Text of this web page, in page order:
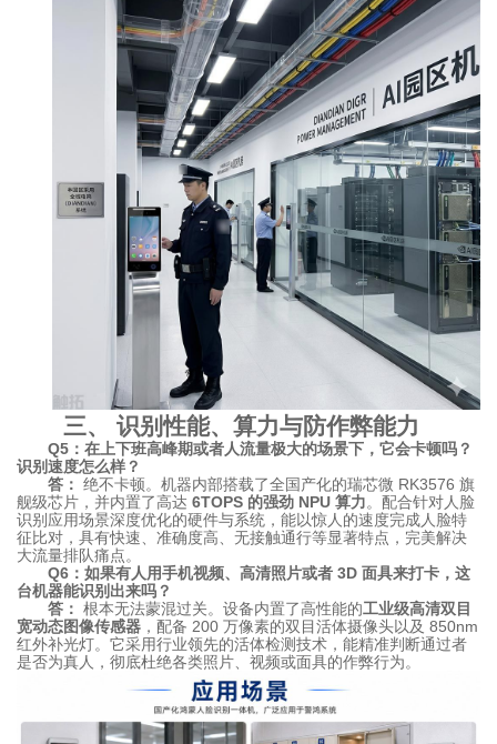
三、 识别性能、算力与防作弊能力
Q5：在上下班高峰期或者人流量极大的场景下，它会卡顿吗？
识别速度怎么样？
答： 绝不卡顿。机器内部搭载了全国产化的瑞芯微 RK3576 旗
舰级芯片，并内置了高达 6TOPS 的强劲 NPU 算力。配合针对人脸
识别应用场景深度优化的硬件与系统，能以惊人的速度完成人脸特
征比对，具有快速、准确度高、无接触通行等显著特点，完美解决
大流量排队痛点。
Q6：如果有人用手机视频、高清照片或者 3D 面具来打卡，这
台机器能识别出来吗？
答： 根本无法蒙混过关。设备内置了高性能的工业级高清双目
宽动态图像传感器 ，配备 200 万像素的双目活体摄像头以及 850nm
红外补光灯。它采用行业领先的活体检测技术，能精准判断通过者
是否为真人，彻底杜绝各类照片、视频或面具的作弊行为。